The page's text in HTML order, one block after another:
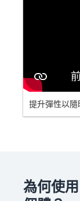
提升彈性以
為何使